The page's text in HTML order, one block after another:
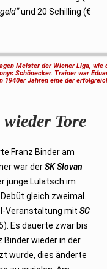
und 20 Schilling (€
Meister der Wiener Liga,
Schönecker. Trainer war
1940er Jahren eine der
Tore
Franz Binder am
war derSK Slovan
junge Lulatsch im
gleich zweimal.
Veranstaltung mitSC
Es dauerte zwar bis
Binder wieder in der
wurde, dies änderte